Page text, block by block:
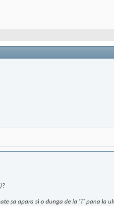
sa apara si o dunga de la 'T' pana la